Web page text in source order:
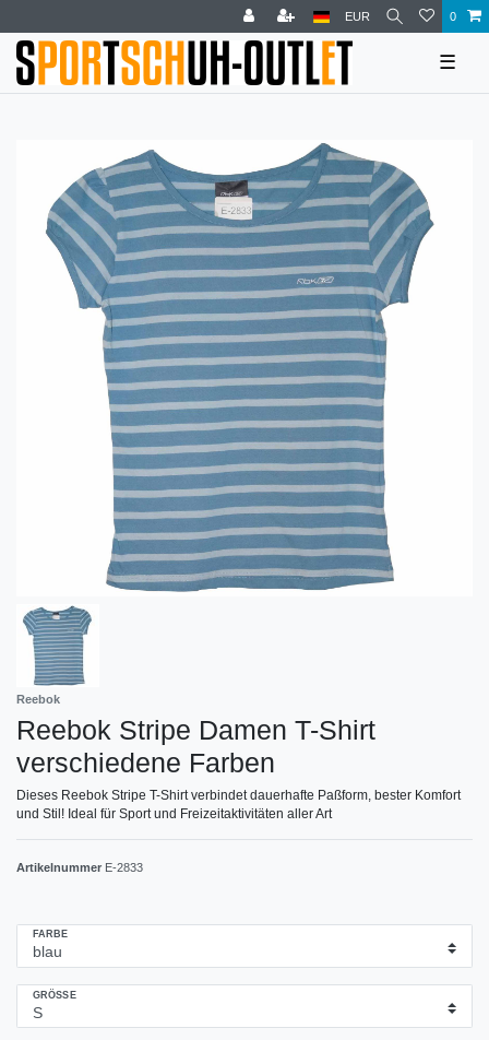
EUR 0
☰
Reebok
Reebok Stripe Damen T-Shirt
verschiedene Farben
Dieses Reebok Stripe T-Shirt verbindet dauerhafte Paßform, bester Komfort
und Stil! Ideal für Sport und Freizeitaktivitäten aller Art
Artikelnummer E-2833
FARBE
GRÖSSE